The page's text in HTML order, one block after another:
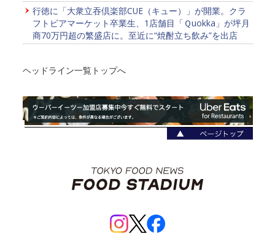
行徳に「大衆立吞倶楽部CUE（キュー）」が開業。クラ
フトビアマーケット卒業生、1店舗目「Ｑuokka」が坪月
商70万円超の繁盛店に。至近に“焼酎立ち飲み”を出店
ヘッドライン一覧トップへ